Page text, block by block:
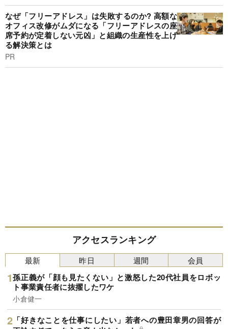
なぜ「フリーアドレス」は失敗するのか? 高額な
オフィス改修がムダになる「フリーアドレスの座
席予約が定着しない元凶」と組織の生産性を上げ
る解決策とは
PR
アクセスランキング
最新
孫正義が「顔も見たくない」と激怒した20代社員をロボッ
ト事業責任者に抜擢したワケ
小倉健一
「好きなことを仕事にしたい」若者への豊田章男の回答が
昨日 週間 会員